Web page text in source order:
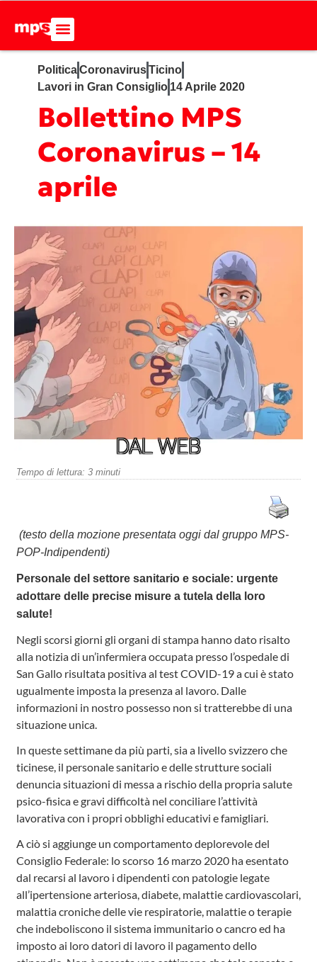
PoliticaCoronavirusTicino
Lavori in Gran Consiglio 14 Aprile 2020
Bollettino MPS
Coronavirus – 14
aprile
Tempo di lettura: 3 minuti
(testo della mozione presentata oggi dal gruppo MPS-
POP-Indipendenti)
Personale del settore sanitario e sociale: urgente
adottare delle precise misure a tutela della loro
salute!
Negli scorsi giorni gli organi di stampa hanno dato risalto
alla notizia di un’infermiera occupata presso l’ospedale di
San Gallo risultata positiva al test COVID-19 a cui è stato
ugualmente imposta la presenza al lavoro. Dalle
informazioni in nostro possesso non si tratterebbe di una
situazione unica.
In queste settimane da più parti, sia a livello svizzero che
ticinese, il personale sanitario e delle strutture sociali
denuncia situazioni di messa a rischio della propria salute
psico-fisica e gravi difficoltà nel conciliare l’attività
lavorativa con i propri obblighi educativi e famigliari.
A ciò si aggiunge un comportamento deplorevole del
Consiglio Federale: lo scorso 16 marzo 2020 ha esentato
dal recarsi al lavoro i dipendenti con patologie legate
all’ipertensione arteriosa, diabete, malattie cardiovascolari,
malattia croniche delle vie respiratorie, malattie o terapie
che indeboliscono il sistema immunitario o cancro ed ha
imposto ai loro datori di lavoro il pagamento dello